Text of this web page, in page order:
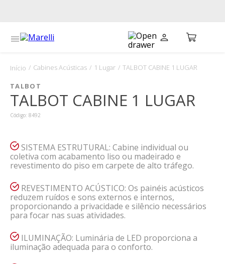
Cabines Acústicas 1 Lugar TALBOT CABINE 1 LUGAR
TALBOT
TALBOT CABINE 1 LUGAR
Código: 8492
SISTEMA ESTRUTURAL: Cabine individual ou
coletiva com acabamento liso ou madeirado e
revestimento do piso em carpete de alto tráfego.
REVESTIMENTO ACÚSTICO: Os painéis acústicos
reduzem ruídos e sons externos e internos,
proporcionando a privacidade e silêncio necessários
para focar nas suas atividades.
ILUMINAÇÃO: Luminária de LED proporciona a
iluminação adequada para o conforto.